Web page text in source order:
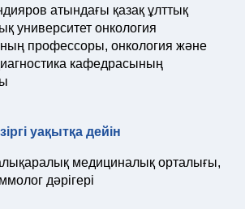
атындағы қазақ ұлттық
университет онкология
профессоры, онкология және
кафедрасының
уақытқа дейін
медициналық орталығы,
дәрігері